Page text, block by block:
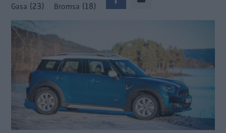
Gasa (23) Bromsa (18)